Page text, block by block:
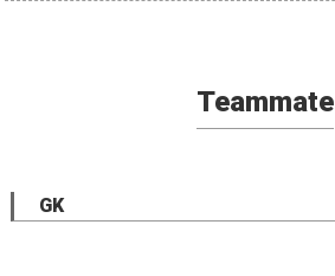
Teammate
GK